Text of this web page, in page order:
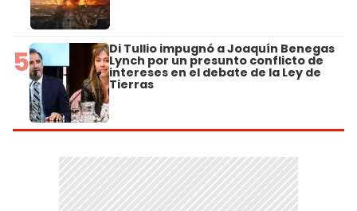
5 Di Tullio impugnó a Joaquín Benegas
Lynch por un presunto conflicto de
intereses en el debate de la Ley de
Tierras